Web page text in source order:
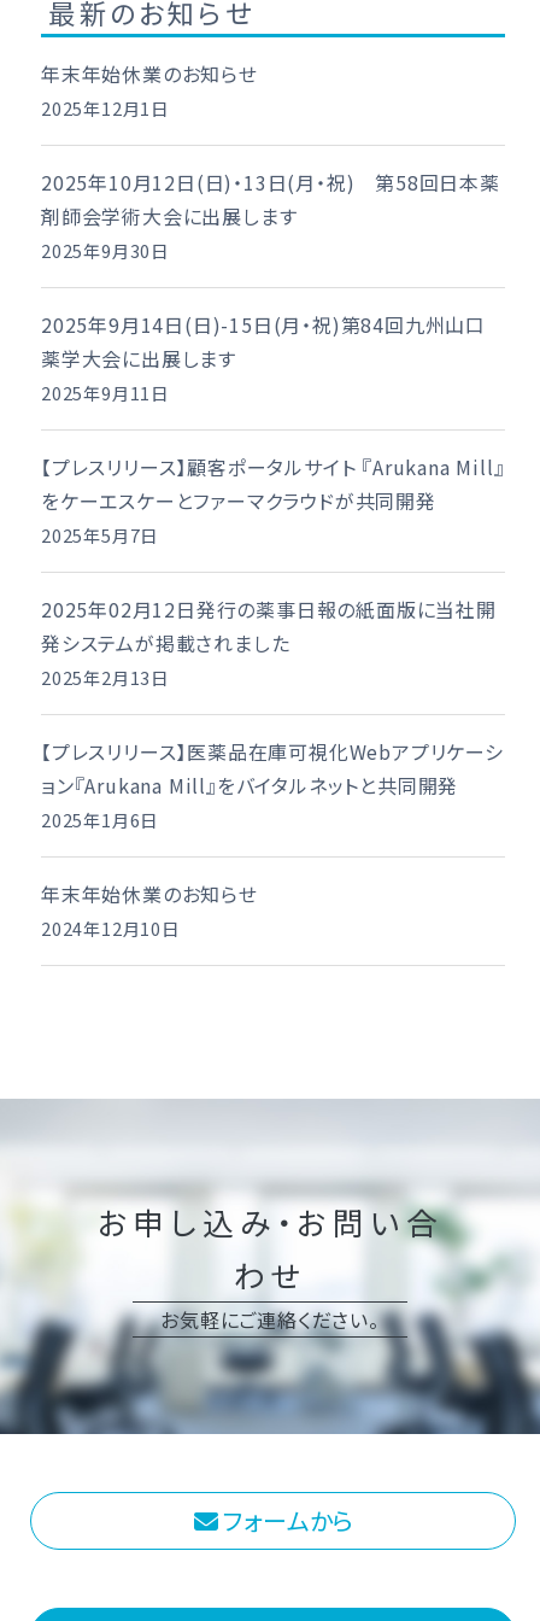
最新のお知らせ
年末年始休業のお知らせ
2025年12月1日
2025年10月12日(日)・13日(月・祝) 第58回日本薬
剤師会学術大会に出展します
2025年9月30日
2025年9月14日(日)-15日(月・祝)第84回九州山口
薬学大会に出展します
2025年9月11日
【プレスリリース】顧客ポータルサイト 『Arukana Mill』
をケーエスケーとファーマクラウドが共同開発
2025年5月7日
2025年02月12日発行の薬事日報の紙面版に当社開
発システムが掲載されました
2025年2月13日
【プレスリリース】医薬品在庫可視化Webアプリケーシ
ョン『Arukana Mill』をバイタルネットと共同開発
2025年1月6日
年末年始休業のお知らせ
2024年12月10日
お申し込み・お問い合
わせ
お気軽にご連絡ください。
フォームから